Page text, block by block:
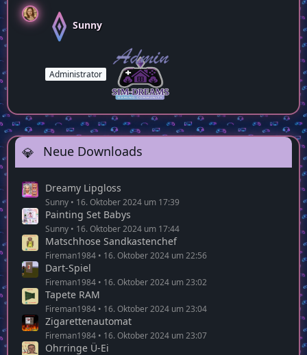
Sunny
Administrator
Neue Downloads
Dreamy Lipgloss
Sunny 16. Oktober 2024 um 17:39
Painting Set Babys
Sunny 16. Oktober 2024 um 17:44
Matschhose Sandkastenchef
Fireman1984 16. Oktober 2024 um 22:56
Dart-Spiel
Fireman1984 16. Oktober 2024 um 23:02
Tapete RAM
Fireman1984 16. Oktober 2024 um 23:04
Zigarettenautomat
Fireman1984 16. Oktober 2024 um 23:07
Ohrringe Ü-Ei